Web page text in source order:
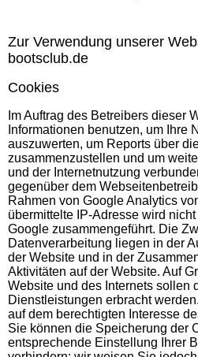
Zur Verwendung unserer
bootsclub.de
Cookies
Im Auftrag des Betreibers dieser
Informationen benutzen, um Ihre
auszuwerten, um Reports über
zusammenzustellen und um
und der Internetnutzung
gegenüber dem
Rahmen von Google Analytics
übermittelte IP-Adresse wird
Google zusammengeführt. Die
Datenverarbeitung liegen in der
der Website und in der
Aktivitäten auf der Website. Auf
Website und des Internets sollen
Dienstleistungen erbracht
auf dem berechtigten Interesse
Sie können die Speicherung der
entsprechende Einstellung Ihrer